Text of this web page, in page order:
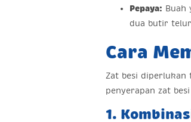
Pepaya: Buah
dua butir telur
Cara
Zat besi diperlukan
penyerapan zat
1.